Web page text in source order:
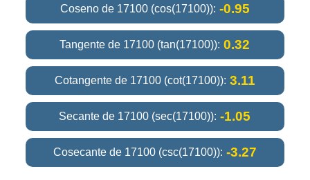
Coseno de 17100 (cos(17100)): -0.95
Tangente de 17100 (tan(17100)): 0.32
Cotangente de 17100 (cot(17100)): 3.11
Secante de 17100 (sec(17100)): -1.05
Cosecante de 17100 (csc(17100)): -3.27